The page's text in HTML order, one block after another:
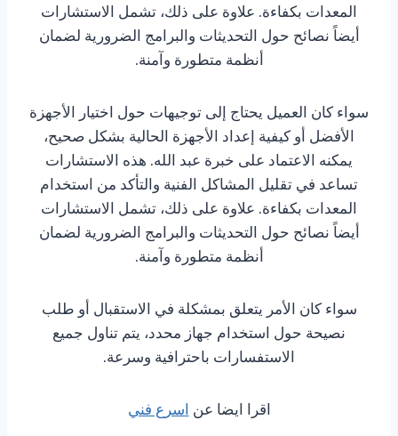
المعدات بكفاءة. علاوة على ذلك، تشمل الاستشارات
أيضاً نصائح حول التحديثات والبرامج الضرورية لضمان
أنظمة متطورة وآمنة.
سواء كان العميل يحتاج إلى توجيهات حول اختيار الأجهزة
الأفضل أو كيفية إعداد الأجهزة الحالية بشكل صحيح،
يمكنه الاعتماد على خبرة عبد الله. هذه الاستشارات
تساعد في تقليل المشاكل الفنية والتأكد من استخدام
المعدات بكفاءة. علاوة على ذلك، تشمل الاستشارات
أيضاً نصائح حول التحديثات والبرامج الضرورية لضمان
أنظمة متطورة وآمنة.
سواء كان الأمر يتعلق بمشكلة في الاستقبال أو طلب
نصيحة حول استخدام جهاز محدد، يتم تناول جميع
الاستفسارات باحترافية وسرعة.
اقرا ايضا عناسرع فني